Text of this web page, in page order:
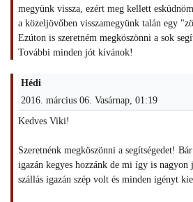
megyünk vissza, ezért meg kellett
a közeljövőben visszamegyünk talán egy
Ezúton is szeretném megköszönni a sok
További minden jót kívánok!
Hédi
2016. március 06. Vasárnap, 01:19
Kedves Viki!
Szeretnénk megköszönni a segítségedet!
igazán kegyes hozzánk de mi így is
szállás igazán szép volt és minden igényt